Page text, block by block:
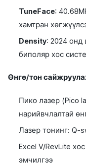
TuneFace:
хамтран
Density: 2024 онд
биполяр хос
Өнгө/тон
Пико лазер (Pico
нарийвчлалтай
Лазер тонинг: Q-
Excel V/RevLite
эмчилгээ